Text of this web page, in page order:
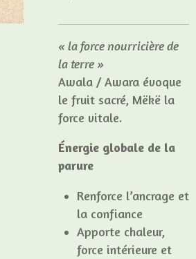
« la force nourricière de
la terre »
Awala / Awara évoque
le fruit sacré, Mëkë la
force vitale.
Énergie globale de la
parure
Renforce l’ancrage et
la confiance
Apporte chaleur,
force intérieure et